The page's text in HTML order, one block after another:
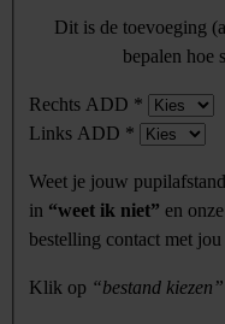
Dit is de toevoeging
bepalen hoe
Rechts ADD *
Links ADD *
Weet je jouw
in “weet ik niet” en
bestelling contact met
Klik op “bestand kiezen”